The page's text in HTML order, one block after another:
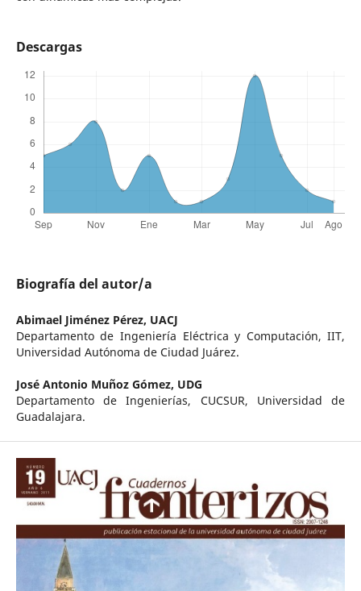
Descargas
Biografía del autor/a
Abimael Jiménez Pérez, UACJ
Departamento de Ingeniería Eléctrica y Computación, IIT,
Universidad Autónoma de Ciudad Juárez.
José Antonio Muñoz Gómez, UDG
Departamento de Ingenierías, CUCSUR, Universidad de
Guadalajara.